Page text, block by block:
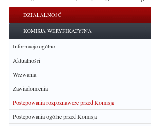
DZIAŁALNOŚĆ
KOMISJA WERYFIKACYJNA
Informacje ogólne
Aktualności
Wezwania
Zawiadomienia
Postępowania rozpoznawcze przed Komisją
Postępowania ogólne przed Komisją